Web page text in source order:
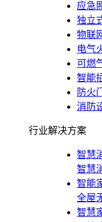
应急
独立
物联
电气
可燃
智能
防火
消防
行业解决方案
智慧
智慧
智能
全屋
智慧